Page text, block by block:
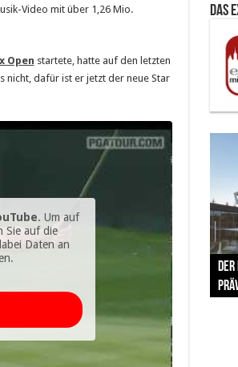
Video mit über 1,26 Mio.
Open startete, hatte auf den letzten
nicht, dafür ist er jetzt der neue Star
. Um auf
Sie auf die
Daten an
Das
The